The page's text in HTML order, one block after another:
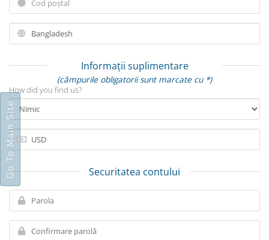
Informații suplimentare
(câmpurile obligatorii sunt marcate cu *)
How did you find us?
Securitatea contului
Go To Main Site